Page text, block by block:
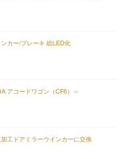
カー/ブレーキ 総LED化
アコードワゴン（CF6）～
工ドアミラーウインカーに交換